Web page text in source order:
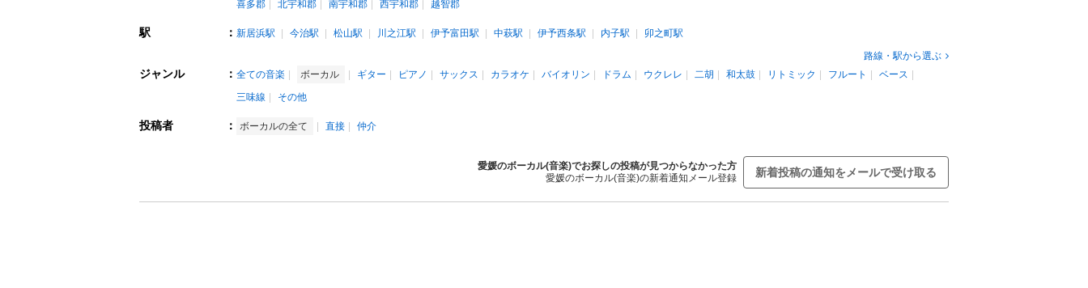
喜多郡
北宇和郡 南宇和郡 西宇和郡 越智郡
駅 ： 新居浜駅 今治駅 松山駅 川之江駅 伊予富田駅 中萩駅 伊予西条駅 内子駅
卯之町駅
路線・駅から選ぶ
ジャンル ： 全ての音楽 ボーカル ギター ピアノ サックス カラオケ バイオリン ドラム ウクレレ 二胡 和太鼓 リトミック フルート
ベース
三味線
その他
投稿者 ： ボーカルの全て 直接 仲介
愛媛のボーカル(音楽)でお探しの投稿が見つからなかった方
愛媛のボーカル(音楽)の新着通知メール登録
新着投稿の通知をメールで受け取る